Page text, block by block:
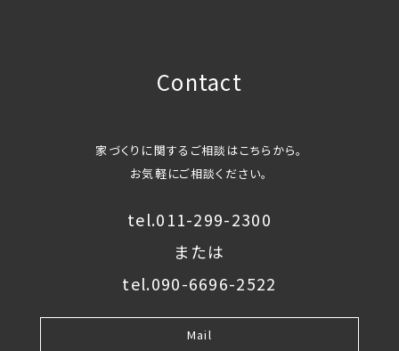
Contact
家づくりに関するご相談はこちらから。
お気軽にご相談ください。
tel.011-299-2300
または
tel.090-6696-2522
Mail